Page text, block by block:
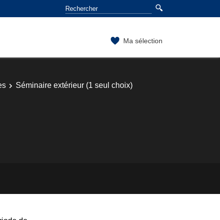
Ma sélection
Séminaire extérieur (1 seul choix)